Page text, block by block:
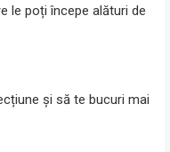
le poți începe alături de
și să te bucuri mai